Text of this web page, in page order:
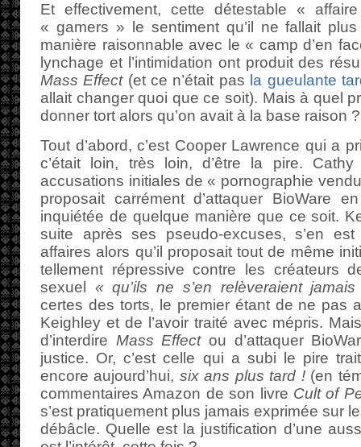
Et effectivement, cette détestable «
« gamers » le sentiment qu’il ne fallait
manière raisonnable avec le « camp d’en
lynchage et l’intimidation ont produit des
Mass Effect(et ce n’était pas la gueulante
allait changer quoi que ce soit). Mais à quel
donner tort alors qu’on avait à la base raison ?
Tout d’abord, c’est Cooper Lawrence qui a
c’était loin, très loin, d’être la pire.
accusations initiales de « pornographie
proposait carrément d’attaquer BioWare
inquiétée de quelque manière que ce soit.
suite après ses pseudo-excuses, s’en
affaires alors qu’il proposait tout de même
tellement répressive contre les créateurs
sexuel « qu’ils ne s’en relèveraient
certes des torts, le premier étant de ne pas
Keighley et de l’avoir traité avec mépris.
d’interdire Mass Effectou d’attaquer
justice. Or, c’est celle qui a subi le pire
encore aujourd’hui, six ans plus tard !(en
commentaires Amazon de son livre Cult of
s’est pratiquement plus jamais exprimée sur
débâcle. Quelle est la justification d’une